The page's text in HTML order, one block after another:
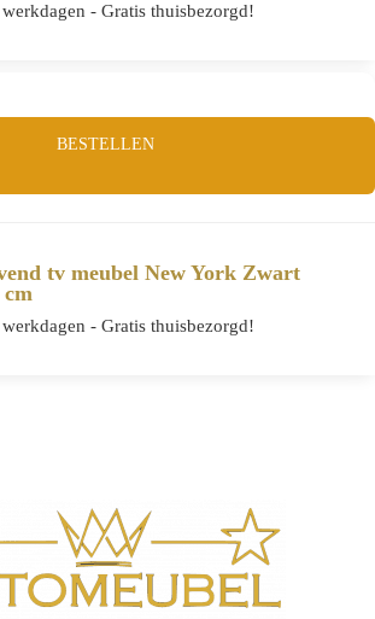
- Gratis thuisbezorgd!
BESTELLEN
tv meubel New York Zwart
- Gratis thuisbezorgd!